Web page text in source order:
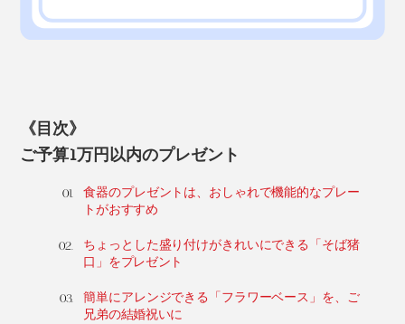
《目次》
ご予算1万円以内のプレゼント
食器のプレゼントは、おしゃれで機能的なプレー
トがおすすめ
ちょっとした盛り付けがきれいにできる「そば猪
口」をプレゼント
簡単にアレンジできる「フラワーベース」を、ご
兄弟の結婚祝いに